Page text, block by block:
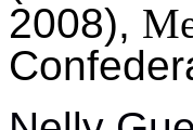
2008),